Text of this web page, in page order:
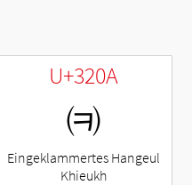
U+320A
㈊
Eingeklammertes Hangeul
Khieukh